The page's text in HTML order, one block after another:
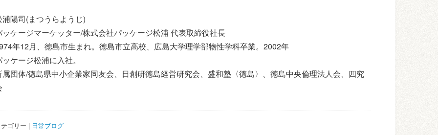
浦陽司(まつうらようじ)
ッケージマーケッター/株式会社パッケージ松浦 代表取締役社長
年12月、徳島市生まれ。徳島市立高校、広島大学理学部物性学科卒業。2002年
ッケージ松浦に入社。
属団体/徳島県中小企業家同友会、日創研徳島経営研究会、盛和塾〈徳島〉、徳島中央倫理法人会、四究
ゴリー | 日常ブログ